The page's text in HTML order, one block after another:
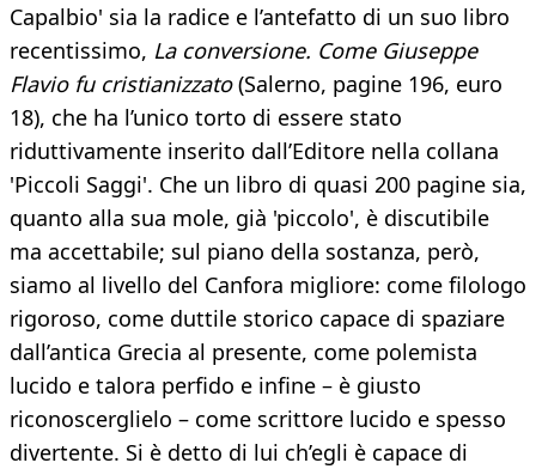
Capalbio' sia la radice e l’antefatto di un suo libro
recentissimo, La conversione. Come Giuseppe
Flavio fu cristianizzato(Salerno, pagine 196, euro
18), che ha l’unico torto di essere stato
riduttivamente inserito dall’Editore nella collana
'Piccoli Saggi'. Che un libro di quasi 200 pagine sia,
quanto alla sua mole, già 'piccolo', è discutibile
ma accettabile; sul piano della sostanza, però,
siamo al livello del Canfora migliore: come filologo
rigoroso, come duttile storico capace di spaziare
dall’antica Grecia al presente, come polemista
lucido e talora perfido e infine – è giusto
riconoscerglielo – come scrittore lucido e spesso
divertente. Si è detto di lui ch’egli è capace di